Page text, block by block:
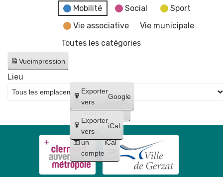
Mobilité
Social
Sport
Vie associative
Vie municipale
Toutes les catégories
Vueimpression
Créer
un
compte
Google
Créer
un
compte
iCal
Exporter
vers
Google
Exporter
vers
iCal
Lieu